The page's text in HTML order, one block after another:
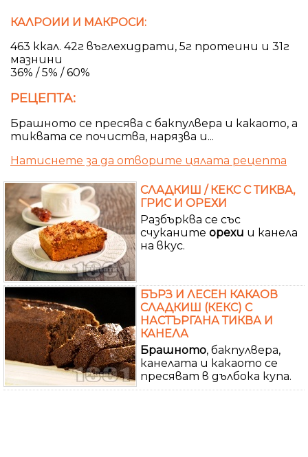
КАЛРОИИ И МАКРОСИ:
463 ккал. 42г въглехидрати, 5г протеини и 31г
мазнини
36% / 5% / 60%
РЕЦЕПТА:
Брашното се пресява с бакпулвера и какаото, а
тиквата се почиства, нарязва и...
Натиснете за да отворите цялата рецепта
СЛАДКИШ / КЕКС С ТИКВА,
ГРИС И ОРЕХИ
Разбърква се със
счуканите орехи и канела
на вкус.
БЪРЗ И ЛЕСЕН КАКАОВ
СЛАДКИШ (КЕКС) С
НАСТЪРГАНА ТИКВА И
КАНЕЛА
Брашното, бакпулвера,
канелата и какаото се
пресяват в дълбока купа.